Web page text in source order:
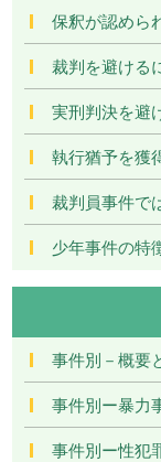
保釈が認めら
裁判を避ける
実刑判決を避
執行猶予を獲
裁判員事件で
少年事件の特
事件別－概要
事件別ー暴力
事件別ー性犯